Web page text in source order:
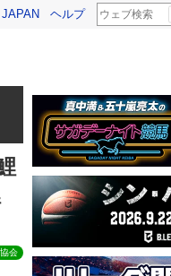
ヘルプ
会